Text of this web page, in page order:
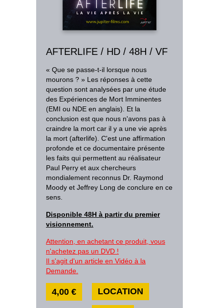
AFTERLIFE / HD / 48H / VF
« Que se passe-t-il lorsque nous
mourons ? » Les réponses à cette
question sont analysées par une étude
des Expériences de Mort Imminentes
(EMI ou NDE en anglais). Et la
conclusion est que nous n'avons pas à
craindre la mort car il y a une vie après
la mort (afterlife). C'est une affirmation
profonde et ce documentaire présente
les faits qui permettent au réalisateur
Paul Perry et aux chercheurs
mondialement reconnus Dr. Raymond
Moody et Jeffrey Long de conclure en ce
sens.
Disponible 48H à partir du premier
visionnement.
Attention, en achetant ce produit, vous
n'achetez pas un DVD !
Il s'agit d'un article en Vidéo à la
Demande.
4,00 € LOCATION